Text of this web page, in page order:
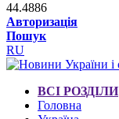
44.4886
Авторизація
Пошук
RU
ВСІ РОЗДІЛИ
Головна